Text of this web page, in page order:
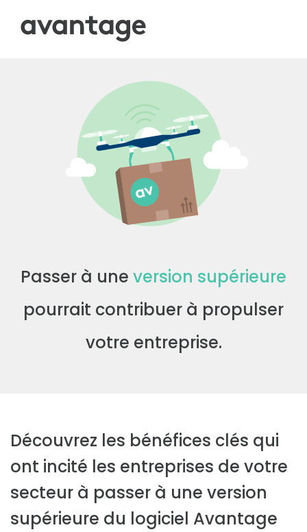
Passer à une version supérieure
pourrait contribuer à propulser
votre entreprise.
Découvrez les bénéfices clés qui
ont incité les entreprises de votre
secteur à passer à une version
supérieure du logiciel Avantage